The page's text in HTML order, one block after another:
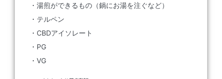
・湯煎ができるもの（鍋にお湯を注ぐなど）
・テルペン
・CBDアイソレート
・PG
・VG